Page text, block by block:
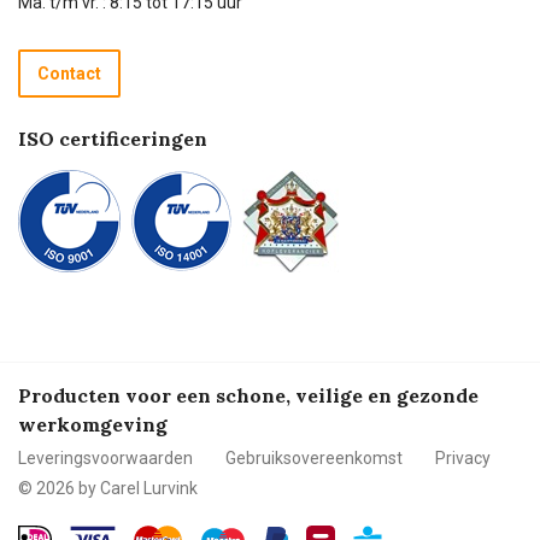
Recycle programma
Betalen
Contact
ISO certificeringen
Producten voor een schone, veilige en gezonde
werkomgeving
Leveringsvoorwaarden Gebruiksovereenkomst
Privacy
© 2026 by Carel Lurvink